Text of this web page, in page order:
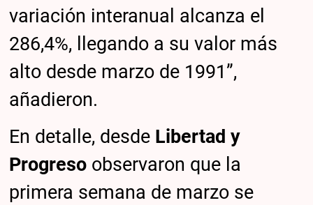
variación interanual alcanza el
286,4%, llegando a su valor más
alto desde marzo de 1991”,
añadieron.
En detalle, desde Libertad y
Progreso observaron que la
primera semana de marzo se